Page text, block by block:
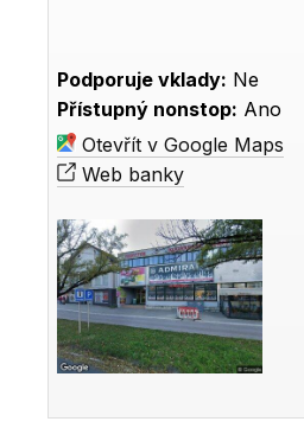
Podporuje vklady: Ne
Přístupný nonstop: Ano
Otevřít v Google Maps
Web banky